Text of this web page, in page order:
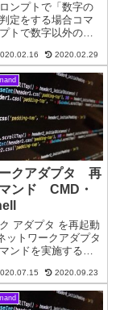
ンプトで「数字の
定をする場合コマ
トで数字以外の文
倒な気もするので
用しているコマン
す。0から9までの
て削除して空になる
断...
2020.02.29
クアダプタ 再
ンド CMD・
アダプタ を再起動
トワークアダプタ
ンドを実施するに
10 コマンド
の場合netsh
interf...
2020.09.23